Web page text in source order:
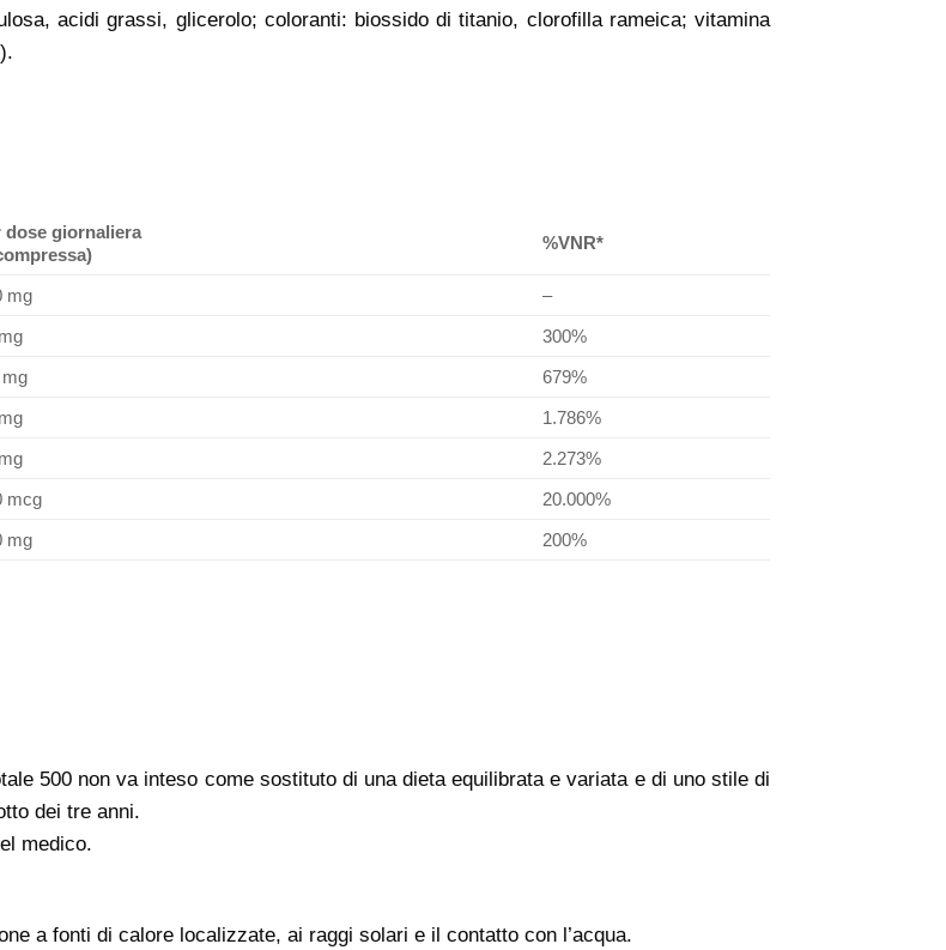
acidi grassi, glicerolo; coloranti: biossido di titanio, clorofilla rameica; vitamina
dose giornaliera
%VNR*
mg
–
300%
679%
1.786%
2.273%
mcg
20.000%
mg 200%
500 non va inteso come sostituto di una dieta equilibrata e variata e di uno stile di
dei tre anni.
medico.
a fonti di calore localizzate, ai raggi solari e il contatto con l’acqua.